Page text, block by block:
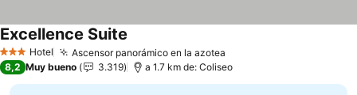
3 Estrellas
Hotel Ascensor panorámico en la azotea
Excellence Suite
8,2 Muy bueno 3.319 a 1.7 km de: Coliseo